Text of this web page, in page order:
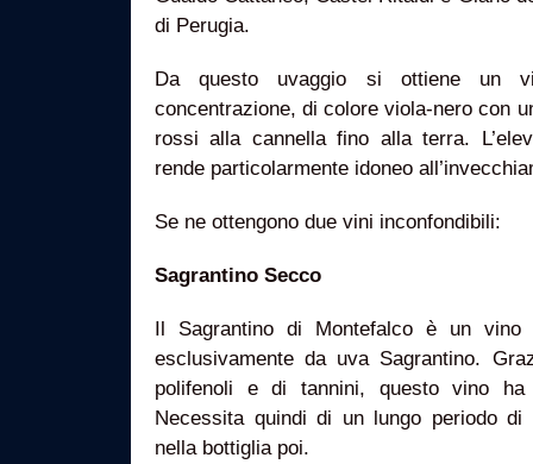
di Perugia.
Da questo uvaggio si ottiene un
concentrazione, di colore viola-nero con
rossi alla cannella fino alla terra.
rende particolarmente idoneo
Se ne ottengono due vini inconfondibili:
Sagrantino Secco
Il Sagrantino di Montefalco è un vino
esclusivamente da uva Sagrantino.
polifenoli e di tannini, questo vino ha
Necessita quindi di un lungo periodo di
nella bottiglia poi.